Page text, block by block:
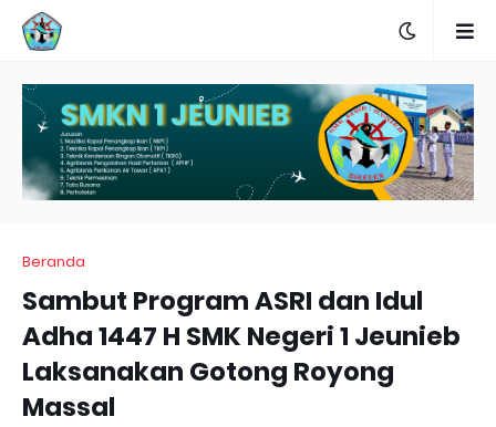
Beranda
Sambut Program ASRI dan Idul
Adha 1447 H SMK Negeri 1 Jeunieb
Laksanakan Gotong Royong
Massal